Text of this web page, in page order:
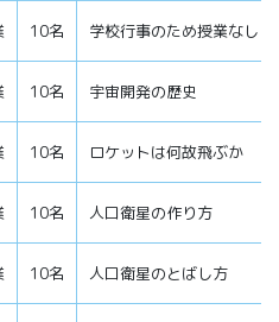
10名 学校行事のため授業なし
10名 宇宙開発の歴史
10名 ロケットは何故飛ぶか
10名 人口衛星の作り方
10名 人口衛星のとばし方